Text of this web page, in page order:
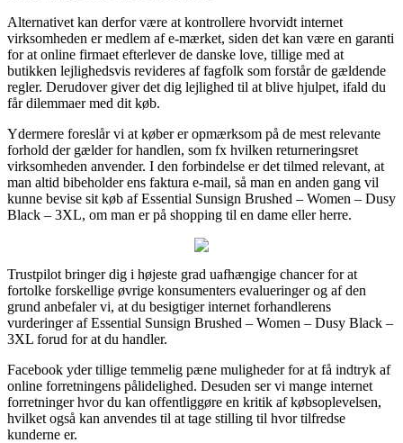
Alternativet kan derfor være at kontrollere hvorvidt internet
virksomheden er medlem af e-mærket, siden det kan være en garanti
for at online firmaet efterlever de danske love, tillige med at
butikken lejlighedsvis revideres af fagfolk som forstår de gældende
regler. Derudover giver det dig lejlighed til at blive hjulpet, ifald du
får dilemmaer med dit køb.
Ydermere foreslår vi at køber er opmærksom på de mest relevante
forhold der gælder for handlen, som fx hvilken returneringsret
virksomheden anvender. I den forbindelse er det tilmed relevant, at
man altid bibeholder ens faktura e-mail, så man en anden gang vil
kunne bevise sit køb af Essential Sunsign Brushed – Women – Dusy
Black – 3XL, om man er på shopping til en dame eller herre.
Trustpilot bringer dig i højeste grad uafhængige chancer for at
fortolke forskellige øvrige konsumenters evalueringer og af den
grund anbefaler vi, at du besigtiger internet forhandlerens
vurderinger af Essential Sunsign Brushed – Women – Dusy Black –
3XL forud for at du handler.
Facebook yder tillige temmelig pæne muligheder for at få indtryk af
online forretningens pålidelighed. Desuden ser vi mange internet
forretninger hvor du kan offentliggøre en kritik af købsoplevelsen,
hvilket også kan anvendes til at tage stilling til hvor tilfredse
kunderne er.